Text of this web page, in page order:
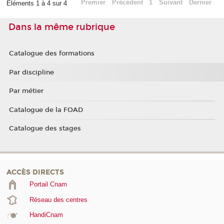
Éléments 1 à 4 sur 4 Premier Précédent 1 Suivant Dernier
Dans la même rubrique
Catalogue des formations
Par discipline
Par métier
Catalogue de la FOAD
Catalogue des stages
ACCÈS DIRECTS
Portail Cnam
Réseau des centres
HandiCnam